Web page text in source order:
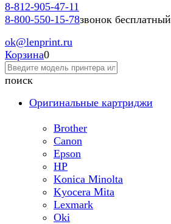
8-812-905-47-11
8-800-550-15-78звонок бесплатный
ok@lenprint.ru
Корзина0
поиск
Оригинальные картриджи
Brother
Canon
Epson
HP
Konica Minolta
Kyocera Mita
Lexmark
Oki